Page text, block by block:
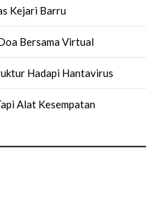
Kejari Barru
Bersama Virtual
Hadapi Hantavirus
Alat Kesempatan